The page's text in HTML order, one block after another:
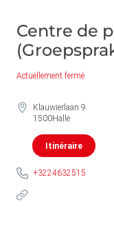
Centre de
Actuellement fermé
Klauwierlaan 9
1500Halle
Itinéraire
+3224632515